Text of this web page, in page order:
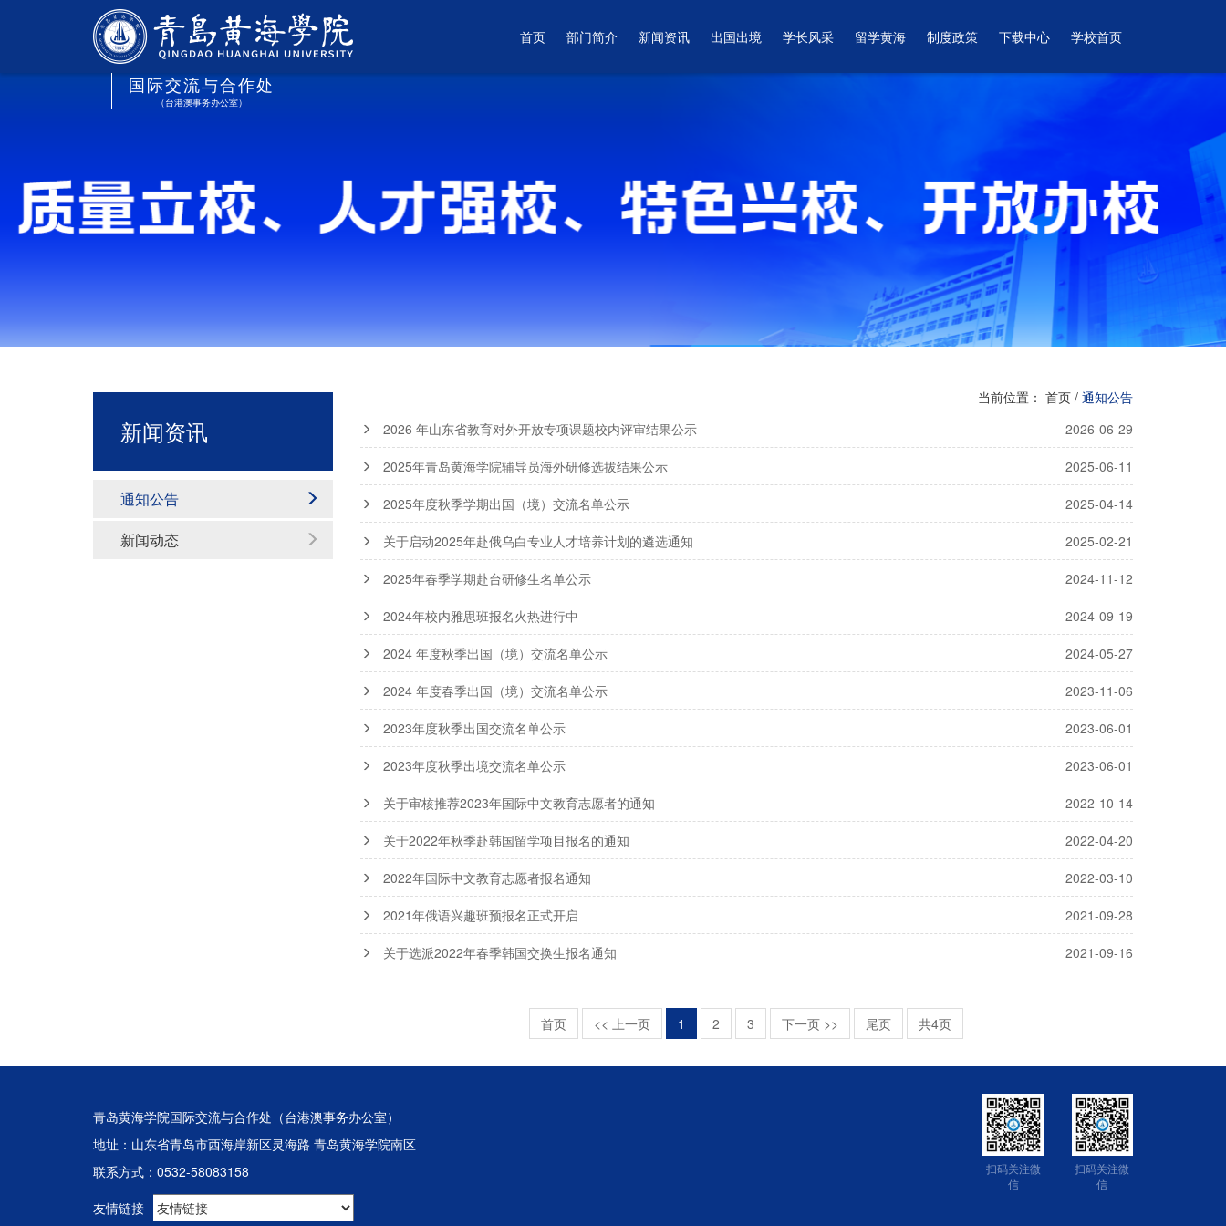
国际交流与合作处
（台港澳事务办公室）
首页 部门简介 新闻资讯 出国出境 学长风采 留学黄海 制度政策 下载中心 学校首页
新闻资讯
通知公告
新闻动态
当前位置： 首页 / 通知公告
2026 年山东省教育对外开放专项课题校内评审结果公示
2026-06-29
2025年青岛黄海学院辅导员海外研修选拔结果公示 2025-06-11
2025年度秋季学期出国（境）交流名单公示 2025-04-14
关于启动2025年赴俄乌白专业人才培养计划的遴选通知 2025-02-21
2025年春季学期赴台研修生名单公示 2024-11-12
2024年校内雅思班报名火热进行中 2024-09-19
2024 年度秋季出国（境）交流名单公示 2024-05-27
2024 年度春季出国（境）交流名单公示 2023-11-06
2023年度秋季出国交流名单公示 2023-06-01
2023年度秋季出境交流名单公示 2023-06-01
关于审核推荐2023年国际中文教育志愿者的通知 2022-10-14
关于2022年秋季赴韩国留学项目报名的通知 2022-04-20
2022年国际中文教育志愿者报名通知 2022-03-10
2021年俄语兴趣班预报名正式开启 2021-09-28
关于选派2022年春季韩国交换生报名通知 2021-09-16
首页 << 上一页 1 2 3 下一页 >> 尾页 共4页
青岛黄海学院国际交流与合作处（台港澳事务办公室）
地址：山东省青岛市西海岸新区灵海路 青岛黄海学院南区
联系方式：0532-58083158
友情链接
扫码关注微
信
扫码关注微
信